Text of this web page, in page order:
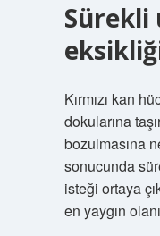
Sürekli
Kırmızı kan
dokularına
bozulmasına
sonucunda
isteği ortaya
en yaygın